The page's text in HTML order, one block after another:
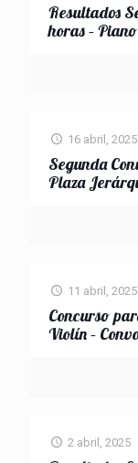
Resultados
horas – Piano
16 abril, 2025
Segunda
Plaza
11 abril, 2025
Concurso
Violín –
2 abril, 2025